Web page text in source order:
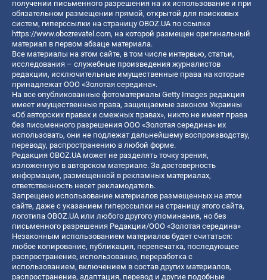
получении письменного разрешения на их использование и при
обязательном размещении прямой, открытой для поисковых
систем, гиперссылки на страницу OBOZ.UA по ссылке
https://www.obozrevatel.com, на которой размещен оригинальный
материал в первом абзаце материала.
Все материалы на этом сайте, в том числе интервью, статьи,
исследования – служебные произведения журналистов
редакции, исключительные имущественные права на которые
принадлежат ООО «Золотая середина».
На все опубликованные фотоматериалы Getty Images редакция
имеет имущественные права, защищаемые законом Украины
«Об авторских правах и смежных правах», никто не имеет права
без письменного разрешения ООО «Золотая середина» их
использовать, они не подлежат дальнейшему воспроизводству,
переводу, распространению в любой форме.
Редакция OBOZ.UA может не разделять точку зрения,
изложенную в авторском материале. За достоверность
информации, размещенной в рекламных материалах,
ответственность несет рекламодатель.
Запрещено использование материалов размещенных на этом
сайте, даже с указанием гиперссылки на страницу этого сайта,
логотипа OBOZ.UA или любого другого упоминания, но без
письменного разрешения Редакции/ООО «Золотая середина»
Незаконным использованием материалов будет считаться:
любое копирование, публикация, перепечатка, последующее
распространение, использование, переработка с
использованием, включением в состав других материалов,
распространение, адаптация, перевод и другие подобные